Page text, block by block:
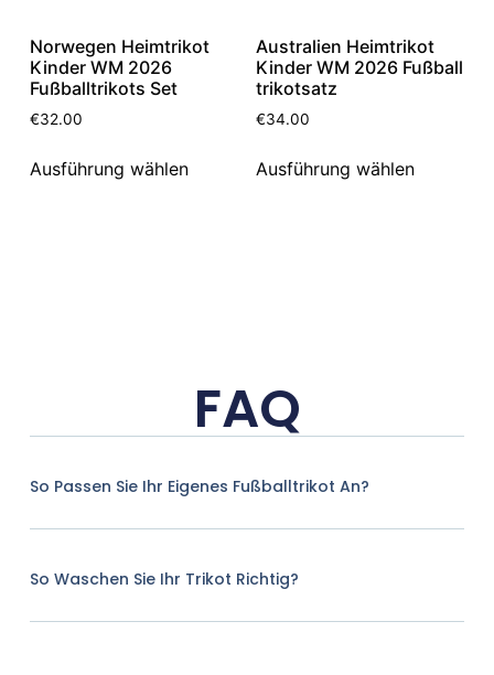
Norwegen Heimtrikot
Kinder WM 2026
Fußballtrikots Set
€32.00
Ausführung wählen
Australien Heimtrikot
Kinder WM 2026 Fußball
trikotsatz
€34.00
Ausführung wählen
FAQ
So Passen Sie Ihr Eigenes Fußballtrikot An?
So Waschen Sie Ihr Trikot Richtig?